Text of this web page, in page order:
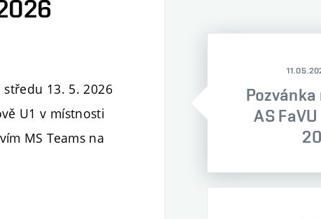
středu 13. 5. 2026
U1 v místnosti
MS Teams na
AS